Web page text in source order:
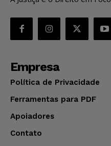
Empresa
Política de Privacidade
Ferramentas para PDF
Apoiadores
Contato